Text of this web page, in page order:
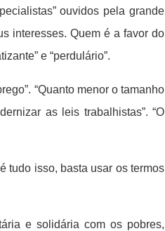
ouvidos pela grande
interesses. Quem é a favor do
e “perdulário”.
“Quanto menor o tamanho
as leis trabalhistas”. “O
tudo isso, basta usar os termos
e solidária com os pobres,